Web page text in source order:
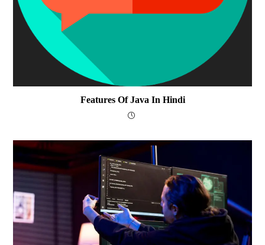
Features Of Java In Hindi